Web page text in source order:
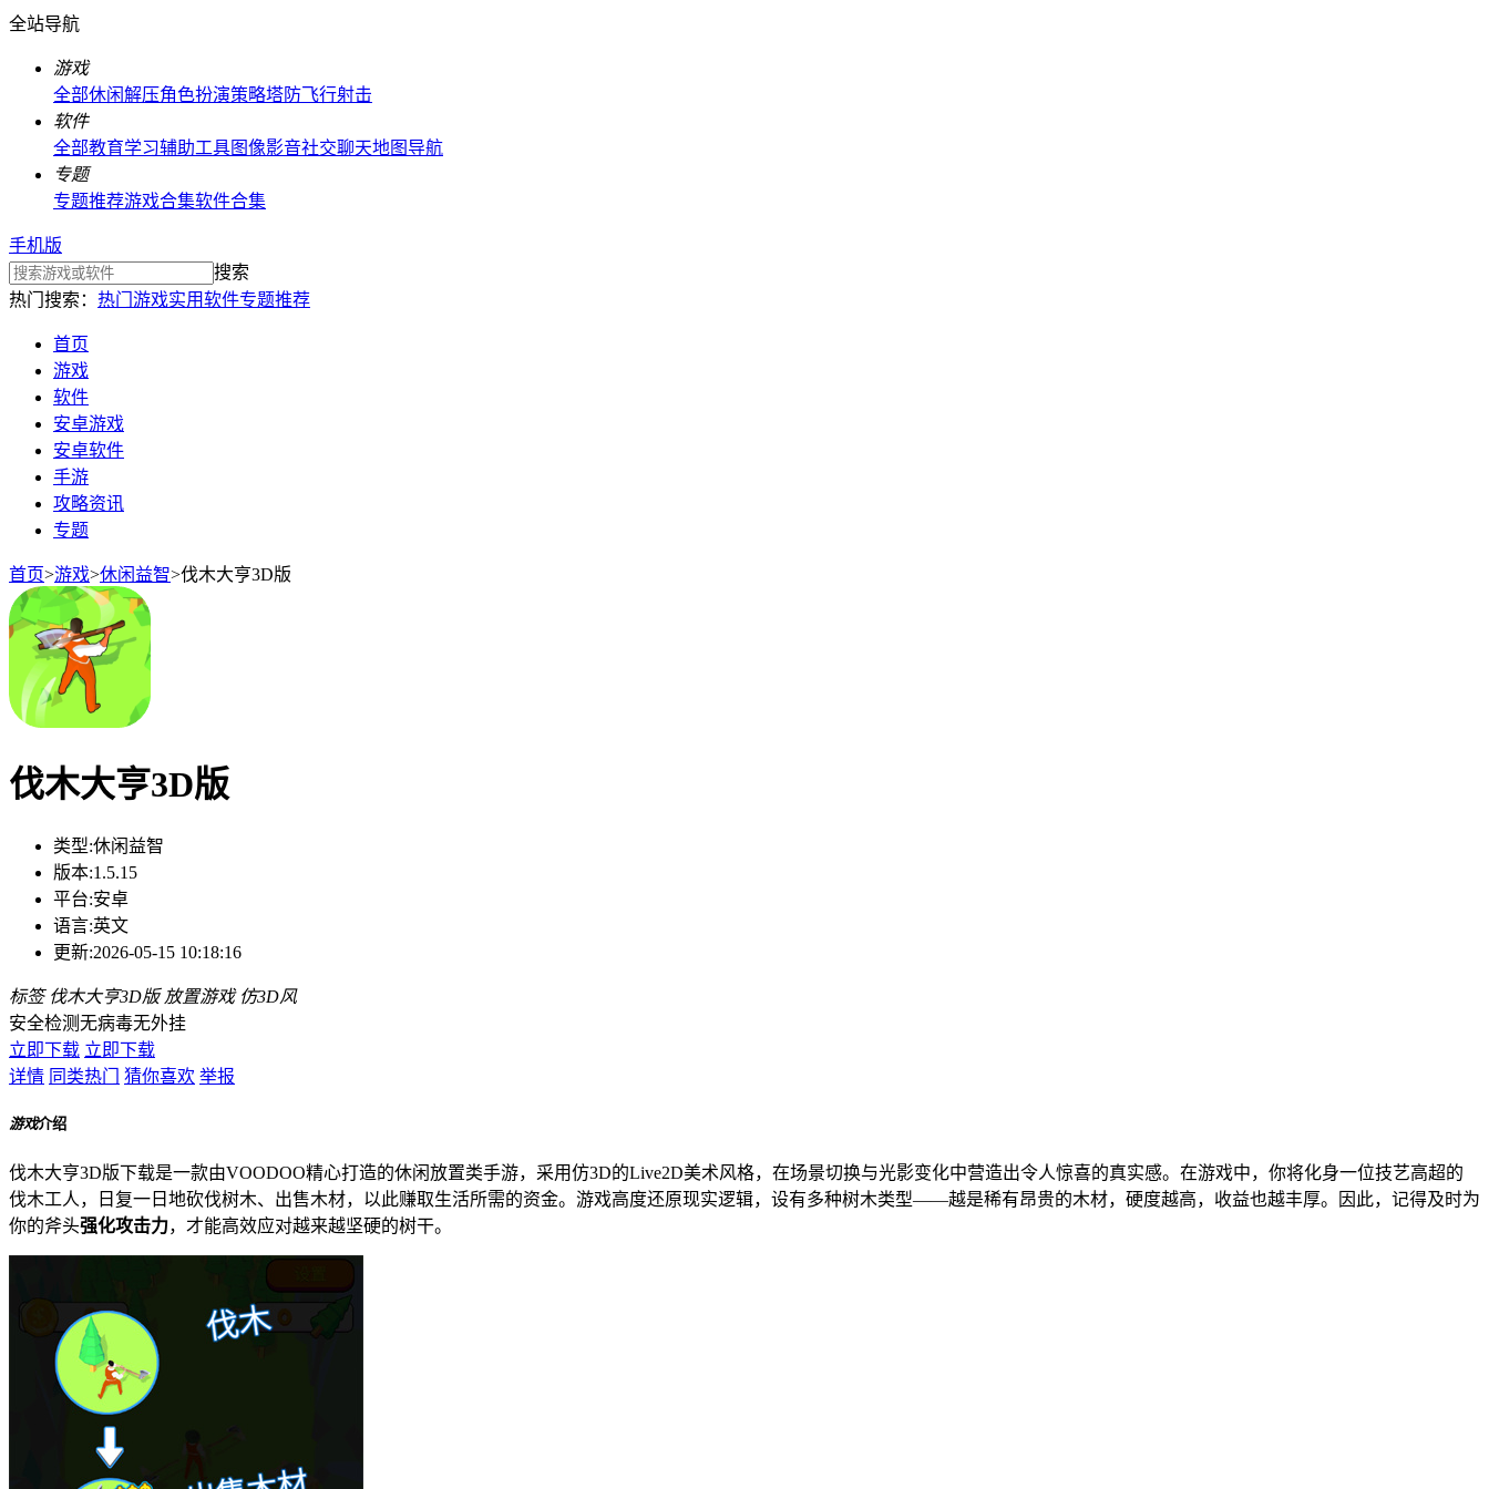
全站导航
游戏
全部休闲解压角色扮演策略塔防飞行射击
软件
全部教育学习辅助工具图像影音社交聊天地图导航
专题
专题推荐游戏合集软件合集
手机版
搜索
热门搜索： 热门游戏实用软件专题推荐
首页
游戏
软件
安卓游戏
安卓软件
手游
攻略资讯
专题
首页>游戏>休闲益智>伐木大亨3D版
伐木大亨3D版
类型:休闲益智
版本:1.5.15
平台:安卓
语言:英文
更新:2026-05-15 10:18:16
标签 伐木大亨3D版 放置游戏 仿3D风
安全检测无病毒无外挂
立即下载 立即下载
详情 同类热门 猜你喜欢 举报
游戏介绍
伐木大亨3D版下载是一款由VOODOO精心打造的休闲放置类手游，采用仿3D的Live2D美术风格，在场景切换与光影变化中营造出令人惊喜的真实感。在游戏中，你将化身一位技艺高超的
伐木工人，日复一日地砍伐树木、出售木材，以此赚取生活所需的资金。游戏高度还原现实逻辑，设有多种树木类型——越是稀有昂贵的木材，硬度越高，收益也越丰厚。因此，记得及时为
你的斧头强化攻击力，才能高效应对越来越坚硬的树干。